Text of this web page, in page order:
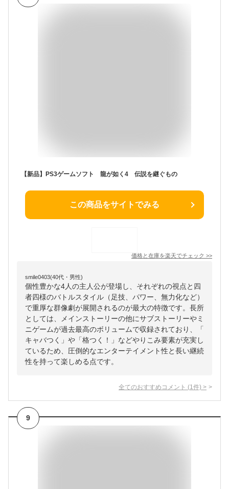
【新品】PS3ゲームソフト 龍が如く4 伝説を継ぐもの
この商品をサイトでみる
価格と在庫を楽天でチェック >>
smile0403(40代・男性)
個性豊かな4人の主人公が登場し、それぞれの視点と四
者四様のバトルスタイル（足技、パワー、無力化など）
で重厚な群像劇が展開されるのが最大の特徴です。長所
としては、メインストーリーの他にサブストーリーやミ
ニゲームが過去最高のボリュームで収録されており、「
キャバつく」や「格つく！」などやりこみ要素が充実し
ているため、圧倒的なエンターテイメント性と長い継続
性を持って楽しめる点です。
全てのおすすめコメント (1 件) >
9